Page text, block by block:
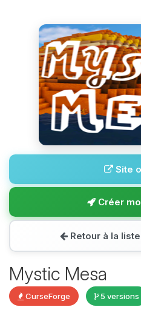
Site
Créer
Retour à la
Mystic Mesa
CurseForge 5 versions